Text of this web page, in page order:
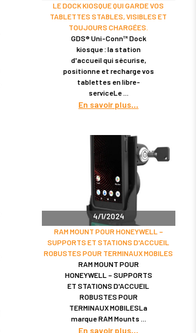
LE DOCK KIOSQUE QUI GARDE VOS
TABLETTES STABLES, VISIBLES ET
TOUJOURS CHARGÉES.
GDS® Uni-Conn™ Dock
kiosque : la station
d'accueil qui sécurise,
positionne et recharge vos
tablettes en libre-
serviceLe
En savoir plus
4/1/2024
RAM MOUNT POUR HONEYWELL –
SUPPORTS ET STATIONS D'ACCUEIL
ROBUSTES POUR TERMINAUX MOBILES
RAM MOUNT POUR
HONEYWELL – SUPPORTS
ET STATIONS D'ACCUEIL
ROBUSTES POUR
TERMINAUX MOBILESLa
marque RAM Mounts
En savoir plus